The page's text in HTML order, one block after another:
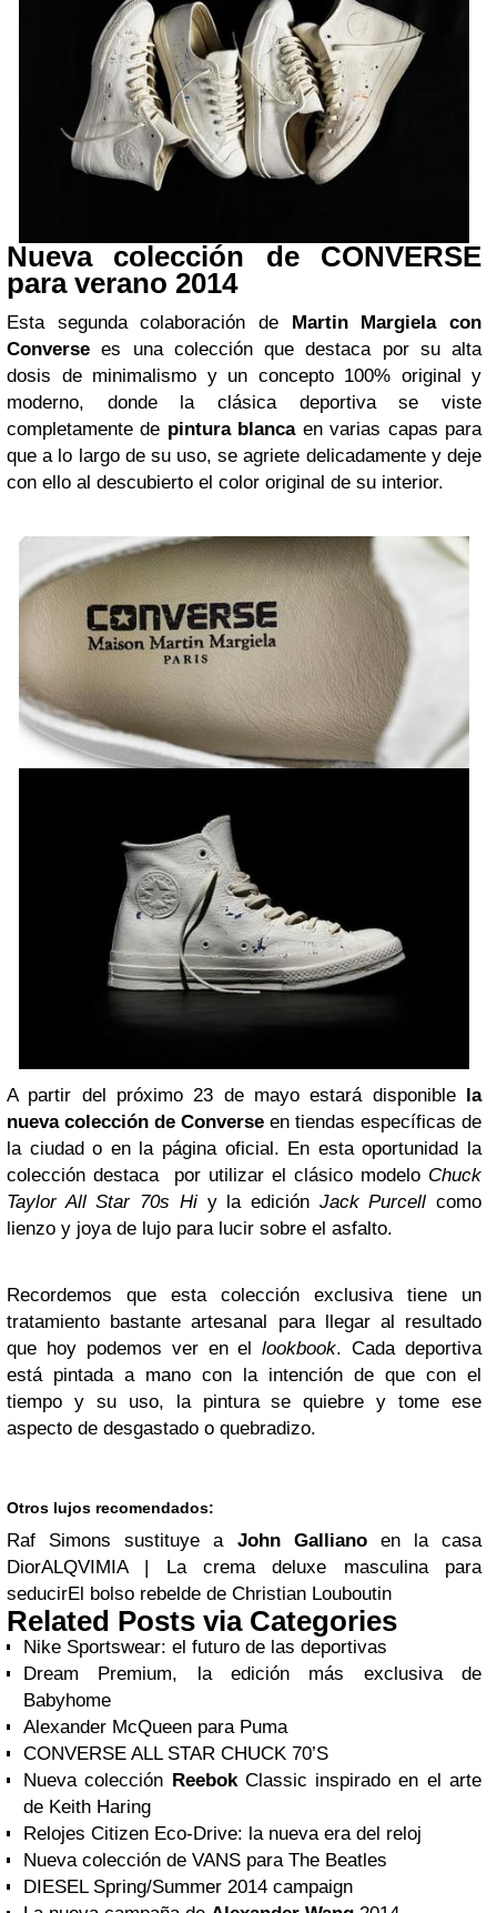
Nueva colección de CONVERSE
para verano 2014
Esta segunda colaboración de Martin Margiela con
Converse es una colección que destaca por su alta
dosis de minimalismo y un concepto 100% original y
moderno, donde la clásica deportiva se viste
completamente de pintura blancaen varias capas para
que a lo largo de su uso, se agriete delicadamente y deje
con ello al descubierto el color original de su interior.
A partir del próximo 23 de mayo estará disponible la
nueva colección de Converse en tiendas específicas de
la ciudad o en la página oficial. En esta oportunidad la
colección destaca por utilizar el clásico modelo Chuck
Taylor All Star 70s Hiy la edición Jack Purcell como
lienzo y joya de lujo para lucir sobre el asfalto.
Recordemos que esta colección exclusiva tiene un
tratamiento bastante artesanal para llegar al resultado
que hoy podemos ver en ellookbook. Cada deportiva
está pintada a mano con la intención de que con el
tiempo y su uso, la pintura se quiebre y tome ese
aspecto de desgastado o quebradizo.
Otros lujos recomendados:
Raf Simons sustituye a John Gallianoen la casa
DiorALQVIMIA | La crema deluxe masculina para
seducirEl bolso rebelde de Christian Louboutin
Related Posts via Categories
Nike Sportswear: el futuro de las deportivas
Dream Premium, la edición más exclusiva de
Babyhome
Alexander McQueen para Puma
CONVERSE ALL STAR CHUCK 70’S
Nueva colección ReebokClassic inspirado en el arte
de Keith Haring
Relojes Citizen Eco-Drive: la nueva era del reloj
Nueva colección de VANS para The Beatles
DIESEL Spring/Summer 2014 campaign